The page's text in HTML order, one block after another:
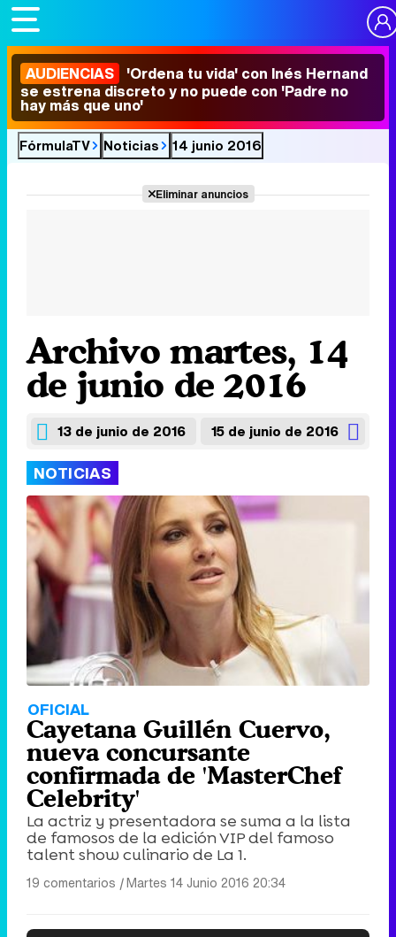
AUDIENCIAS 'Ordena tu vida' con Inés Hernand
se estrena discreto y no puede con 'Padre no
hay más que uno'
FórmulaTV Noticias 14 junio 2016
Eliminar anuncios
Archivo martes, 14
de junio de 2016
13 de junio de 2016 15 de junio de 2016
NOTICIAS
OFICIAL
Cayetana Guillén Cuervo,
nueva concursante
confirmada de 'MasterChef
Celebrity'
La actriz y presentadora se suma a la lista
de famosos de la edición VIP del famoso
talent show culinario de La 1.
19 comentarios |Martes 14 Junio 2016 20:34